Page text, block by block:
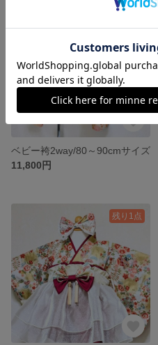
SOLD OUT
ベビー袴2way/80～90cmサイズ
11,800円
残り1点